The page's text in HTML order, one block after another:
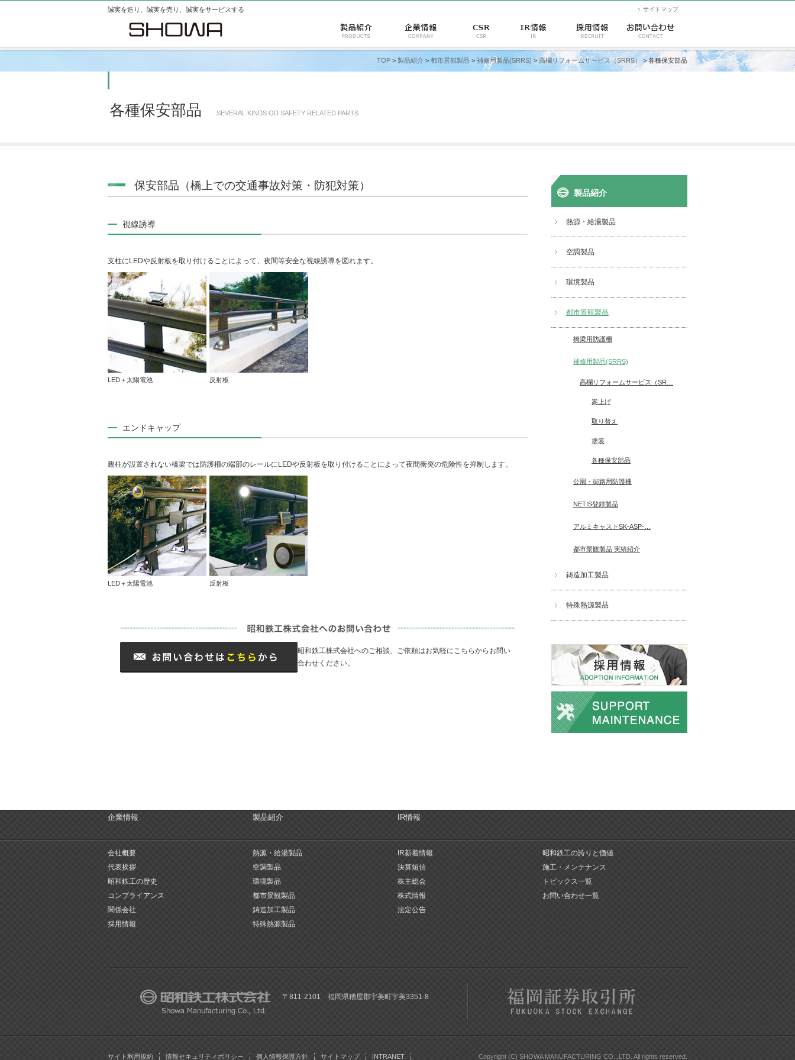
誠実を造り、誠実を売り、誠実をサービスする サイトマップ
TOP > 製品紹介 > 都市景観製品 > 補修用製品(SRRS) > 高欄リフォームサービス（SRRS） > 各種保安部品
各種保安部品 SEVERAL KINDS OD SAFETY RELATED PARTS
保安部品（橋上での交通事故対策・防犯対策）
視線誘導
支柱にLEDや反射板を取り付けることによって、夜間等安全な視線誘導を図れます。
LED＋太陽電池 反射板
エンドキャップ
親柱が設置されない橋梁では防護柵の端部のレールにLEDや反射板を取り付けることによって夜間衝突の危険性を抑制します。
LED＋太陽電池 反射板
昭和鉄工株式会社へのご相談、ご依頼はお気軽にこちらからお問い
合わせください。
製品紹介
熱源・給湯製品
空調製品
環境製品
都市景観製品
橋梁用防護柵
補修用製品(SRRS)
高欄リフォームサービス（SR
嵩上げ
取り替え
塗装
各種保安部品
公園・街路用防護柵
NETIS登録製品
アルミキャストSK-ASP-
都市景観製品 実績紹介
鋳造加工製品
特殊熱源製品
企業情報
会社概要
代表挨拶
昭和鉄工の歴史
コンプライアンス
関係会社
採用情報
製品紹介
熱源・給湯製品
空調製品
環境製品
都市景観製品
鋳造加工製品
特殊熱源製品
IR情報
IR新着情報
決算短信
株主総会
株式情報
法定公告
昭和鉄工の誇りと価値
施工・メンテナンス
トピックス一覧
お問い合わせ一覧
〒811-2101 福岡県糟屋郡宇美町宇美3351-8
サイト利用規約 情報セキュリティポリシー 個人情報保護方針 サイトマップ INTRANET Copyright (C) SHOWA MANUFACTURING CO.,,LTD. All rights reserved.